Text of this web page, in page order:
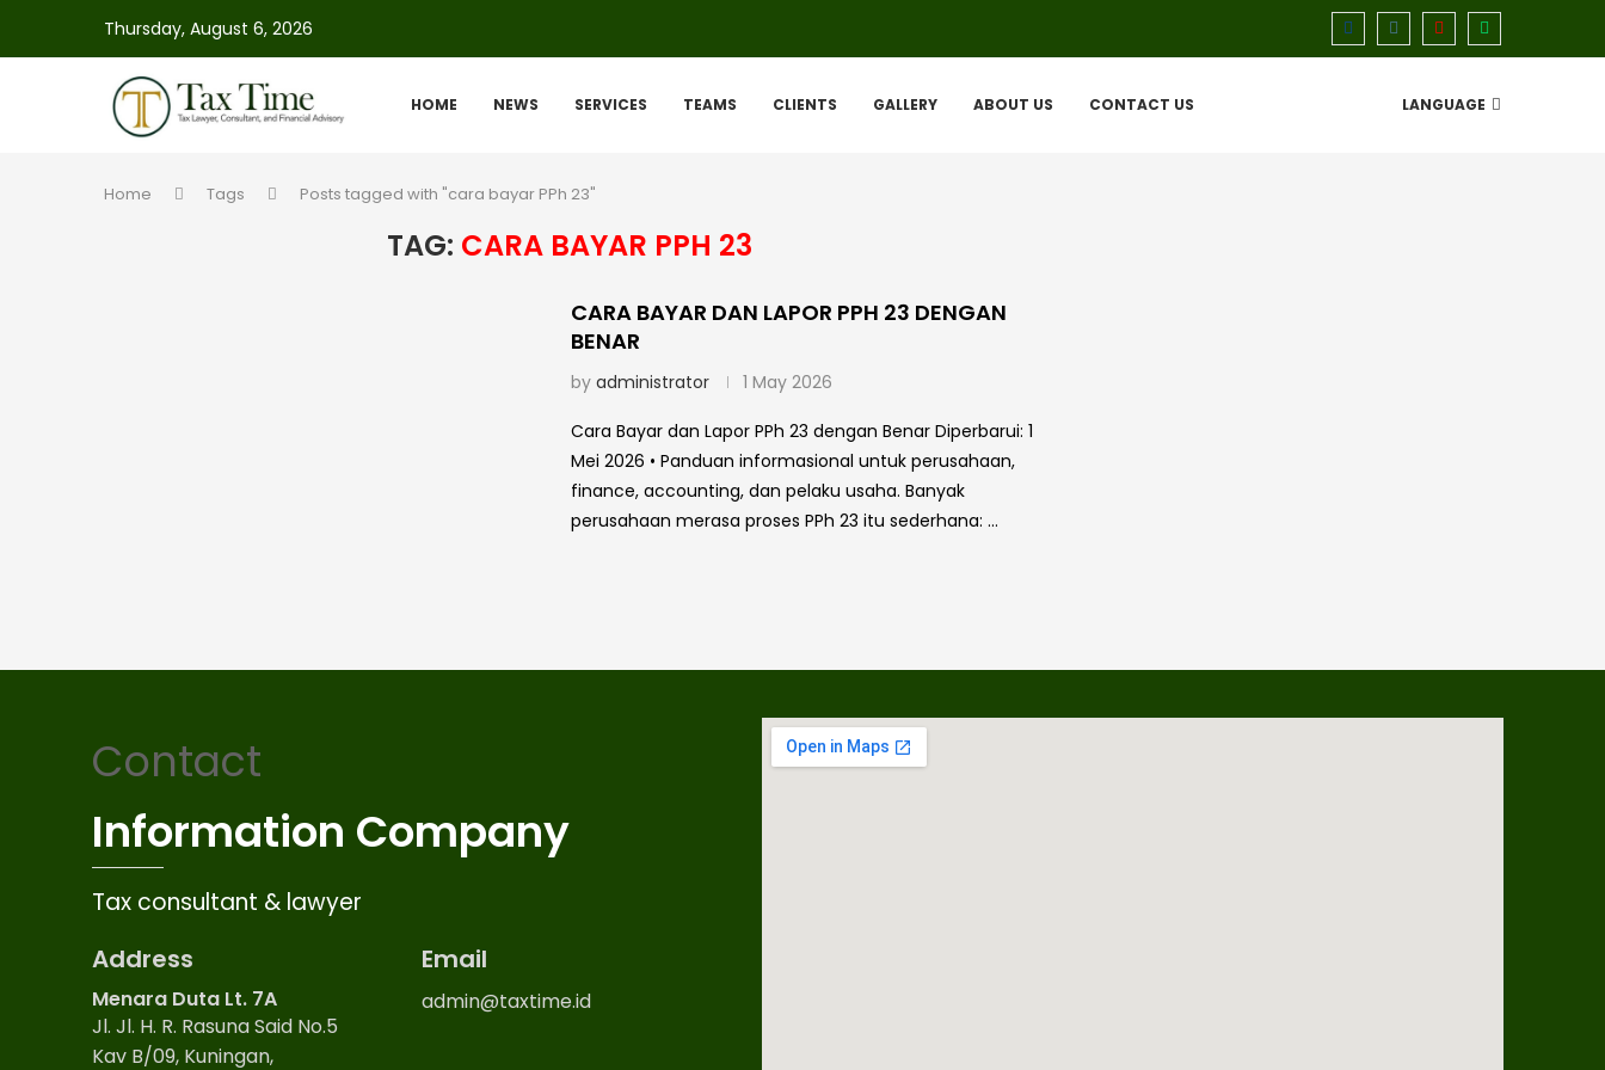
Thursday, August 6, 2026
HOME NEWS SERVICES TEAMS CLIENTS GALLERY ABOUT US CONTACT US LANGUAGE
Home Tags Posts tagged with "cara bayar PPh 23"
TAG: CARA BAYAR PPH 23
CARA BAYAR DAN LAPOR PPH 23 DENGAN
BENAR
by administrator 1 May 2026
Cara Bayar dan Lapor PPh 23 dengan Benar Diperbarui: 1
Mei 2026 • Panduan informasional untuk perusahaan,
finance, accounting, dan pelaku usaha. Banyak
perusahaan merasa proses PPh 23 itu sederhana: …
Contact
Information Company
Tax consultant & lawyer
Address
Menara Duta Lt. 7A
Jl. Jl. H. R. Rasuna Said No.5
Kav B/09, Kuningan,
Email
admin@taxtime.id